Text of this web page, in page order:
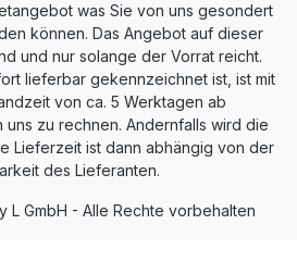
was Sie von uns gesondert
können. Das Angebot auf dieser
und nur solange der Vorrat reicht.
lieferbar gekennzeichnet ist, ist mit
von ca. 5 Werktagen ab
uns zu rechnen. Andernfalls wird die
Lieferzeit ist dann abhängig von der
des Lieferanten.
L GmbH - Alle Rechte vorbehalten